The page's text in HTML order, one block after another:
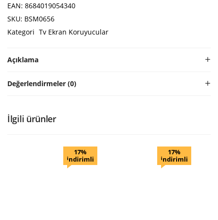
EAN: 8684019054340
SKU: BSM0656
Kategori Tv Ekran Koruyucular
Açıklama
Değerlendirmeler (0)
İlgili ürünler
17%
indirimli
17%
indirimli